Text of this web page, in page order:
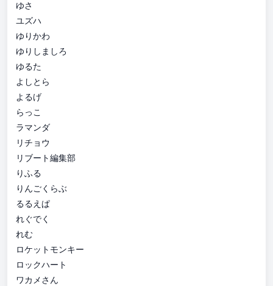
ゆさ
ユズハ
ゆりかわ
ゆりしましろ
ゆるた
よしとら
よるげ
らっこ
ラマンダ
リチョウ
リブート編集部
りふる
りんごくらぶ
るるえぱ
れぐでく
れむ
ロケットモンキー
ロックハート
ワカメさん